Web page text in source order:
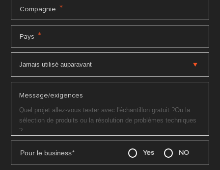
Compagnie *
Pays *
Message/exigences
Pour le business* Yes NO